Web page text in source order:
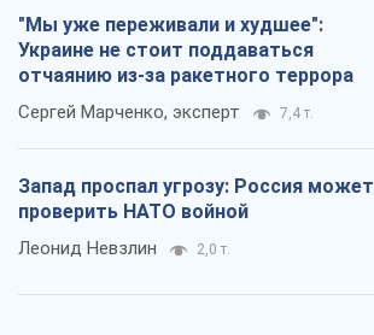
"Мы уже переживали и худшее":
Украине не стоит поддаваться
отчаянию из-за ракетного террора
Сергей Марченко, эксперт 7,4 т.
Запад проспал угрозу: Россия может
проверить НАТО войной
Леонид Невзлин 2,0 т.